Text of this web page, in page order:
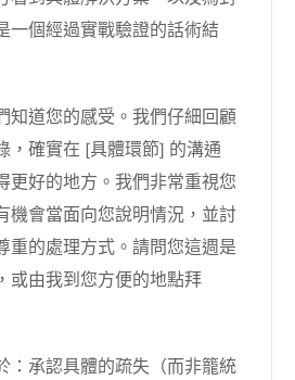
一個經過實戰驗證的話術結
知道您的感受。我們仔細回顧
，確實在 [具體環節] 的溝通
更好的地方。我們非常重視您
機會當面向您說明情況，並討
重的處理方式。請問您這週是
或由我到您方便的地點拜
：承認具體的疏失（而非籠統